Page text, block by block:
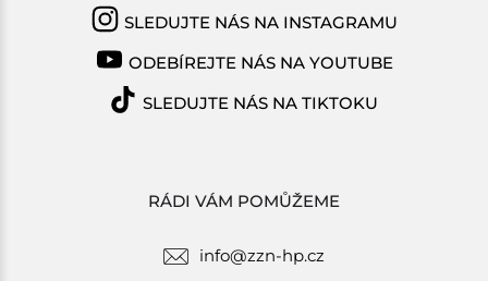
RÁDI VÁM POMŮŽEME
info@zzn-hp.cz
SLEDUJTE NÁS NA INSTAGRAMU
ODEBÍREJTE NÁS NA YOUTUBE
SLEDUJTE NÁS NA TIKTOKU